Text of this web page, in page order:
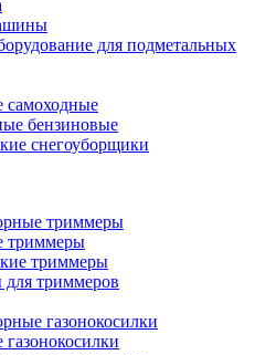
для подметальных
самоходные
бензиновые
снегоуборщики
триммеры
триммеры
триммеры
для триммеров
газонокосилки